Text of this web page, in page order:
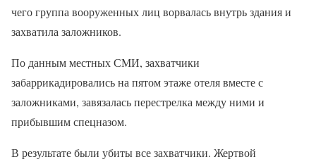
чего группа вооруженных лиц ворвалась внутрь здания и
захватила заложников.
По данным местных СМИ, захватчики
забаррикадировались на пятом этаже отеля вместе с
заложниками, завязалась перестрелка между ними и
прибывшим спецназом.
В результате были убиты все захватчики. Жертвой